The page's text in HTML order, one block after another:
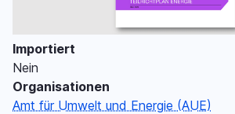
Importiert
Nein
Organisationen
Amt für Umwelt und Energie (AUE)